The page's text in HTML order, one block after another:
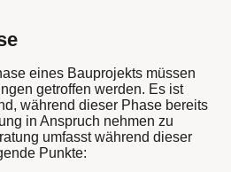
eines Bauprojekts müssen
getroffen werden. Es ist
während dieser Phase bereits
in Anspruch nehmen zu
umfasst während dieser
Punkte: